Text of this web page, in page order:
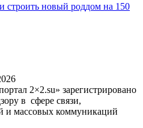
строить новый роддом на 150
2×2.su» зарегистрировано
в сфере связи,
и массовых коммуникаций